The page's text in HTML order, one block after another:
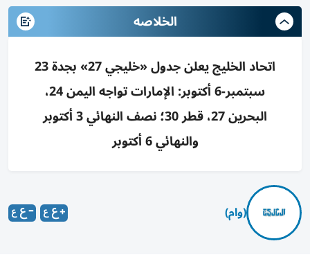
الخلاصه
اتحاد الخليج يعلن جدول «خليجي 27» بجدة 23
سبتمبر-6 أكتوبر: الإمارات تواجه اليمن 24،
البحرين 27، قطر 30؛ نصف النهائي 3 أكتوبر
والنهائي 6 أكتوبر
(وام)